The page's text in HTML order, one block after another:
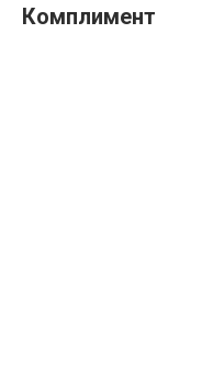
Комплимент